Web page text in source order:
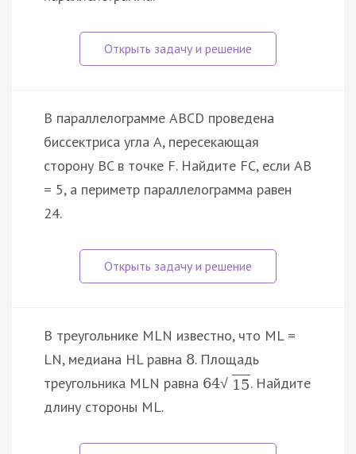
В параллелограмме ABCD проведена
биссектриса угла A, пересекающая
сторону BC в точке F. Найдите FC, если AB
= 5, а периметр параллелограмма равен
24.
В треугольнике MLN известно, что ML =
LN, медиана HL равна 8. Площадь
треугольника MLN равна 64√ 15. Найдите
длину стороны ML.